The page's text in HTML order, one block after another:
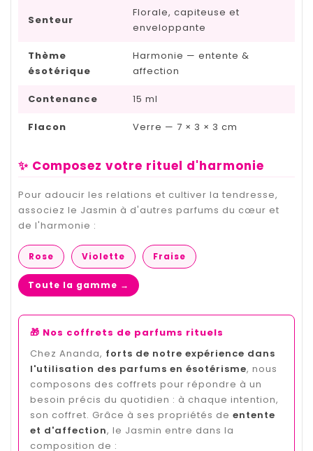
Senteur
Florale, capiteuse et
enveloppante
Thème
ésotérique
Harmonie — entente &
affection
Contenance 15 ml
Flacon Verre — 7 × 3 × 3 cm
✨ Composez votre rituel d'harmonie
Pour adoucir les relations et cultiver la tendresse,
associez le Jasmin à d'autres parfums du cœur et
de l'harmonie :
Rose Violette Fraise
Toute la gamme →
🎁 Nos coffrets de parfums rituels
Chez Ananda, forts de notre expérience dans
l'utilisation des parfums en ésotérisme, nous
composons des coffrets pour répondre à un
besoin précis du quotidien : à chaque intention,
son coffret. Grâce à ses propriétés de entente
et d'affection, le Jasmin entre dans la
composition de :